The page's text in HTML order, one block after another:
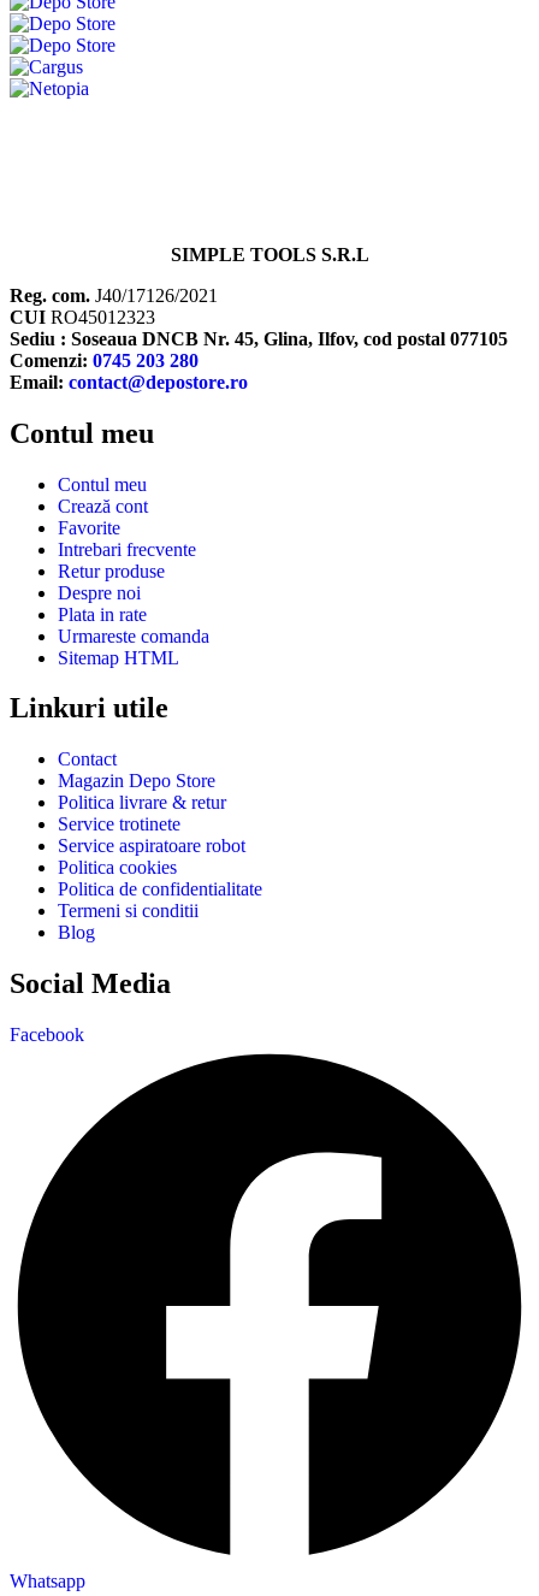
SIMPLE TOOLS S.R.L
Reg. com. J40/17126/2021
CUI RO45012323
Sediu : Soseaua DNCB Nr. 45, Glina, Ilfov, cod postal 077105
Comenzi: 0745 203 280
Email: contact@depostore.ro
Contul meu
Contul meu
Crează cont
Favorite
Intrebari frecvente
Retur produse
Despre noi
Plata in rate
Urmareste comanda
Sitemap HTML
Linkuri utile
Contact
Magazin Depo Store
Politica livrare & retur
Service trotinete
Service aspiratoare robot
Politica cookies
Politica de confidentialitate
Termeni si conditii
Blog
Social Media
Facebook
Whatsapp